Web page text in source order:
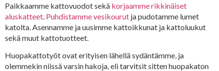
Paikkaamme kattovuodot sekä korjaamme rikkinäiset
aluskatteet Puhdistamme vesikourut ja pudotamme lumet
katolta. Asennamme ja uusimme kattoikkunat ja kattoluukut
sekä muut kattotuotteet.
Huopakattotyöt ovat erityisen lähellä sydäntämme, ja
olemmekin niissä varsin hakoja, eli tarvitsit sitten huopakaton